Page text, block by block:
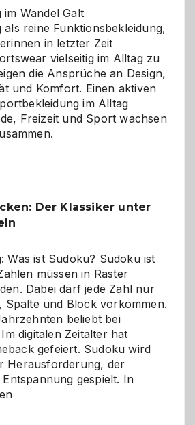
Chaos
Wandel Galt
reine Funktionsbekleidung,
in letzter Zeit
vielseitig im Alltag zu
die Ansprüche an Design,
und Komfort. Einen aktiven
im Alltag
Freizeit und Sport wachsen
Der Klassiker unter
Was ist Sudoku? Sudoku ist
müssen in Raster
Dabei darf jede Zahl nur
Spalte und Block vorkommen.
beliebt bei
digitalen Zeitalter hat
gefeiert. Sudoku wird
Herausforderung, der
gespielt. In